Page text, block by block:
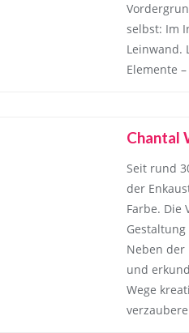
selbst: Im
Leinwand.
Elemente
Chantal
Seit rund
der
Farbe.
Neben der
und
Wege